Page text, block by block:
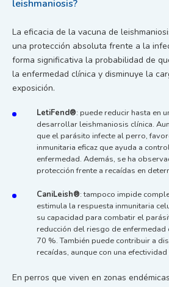
leishmaniosis?
La eficacia de la vacuna de
una protección absoluta frente a la
forma significativa la probabilidad de
la enfermedad clínica y disminuye la
exposición.
LetiFend®: puede reducir hasta en
desarrollar leishmaniosis clínica.
que el parásito infecte al perro,
inmunitaria eficaz que ayuda a
enfermedad. Además, se ha
protección frente a recaídas en
CaniLeish®: tampoco impide
estimula la respuesta inmunitaria
su capacidad para combatir el
reducción del riesgo de enfermedad
70 %. También puede contribuir a
recaídas, aunque con una
En perros que viven en zonas